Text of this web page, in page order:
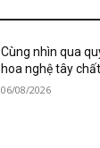
Cùng nhìn qua
hoa nghệ tây
06/08/2026